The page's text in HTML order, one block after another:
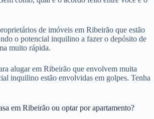
de imóveis em Ribeirão que estão
o potencial inquilino a fazer o depósito de
muito rápida.
alugar em Ribeirão que envolvem muita
inquilino estão envolvidas em golpes. Tenha
em Ribeirão ou optar por apartamento?